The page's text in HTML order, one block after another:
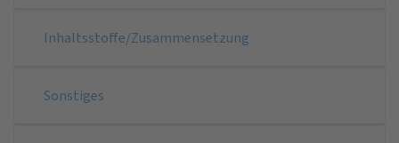
Inhaltsstoffe/Zusammensetzung
Sonstiges